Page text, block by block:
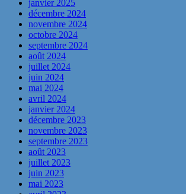
janvier 2025
décembre 2024
novembre 2024
octobre 2024
septembre 2024
août 2024
juillet 2024
juin 2024
mai 2024
avril 2024
janvier 2024
décembre 2023
novembre 2023
septembre 2023
août 2023
juillet 2023
juin 2023
mai 2023